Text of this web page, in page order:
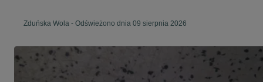
Zduńska Wola - Odświeżono dnia 09 sierpnia 2026